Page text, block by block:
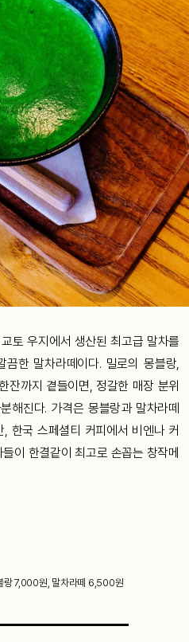
토 우지에서 생산된 최고급 말차를
한 말차라떼이다. 밀로의 몽블랑,
잔까지 곁들이면, 정갈한 매장 분위
해진다. 가격은 몽블랑과 말차라떼
한국 스페셜티 커피에서 비엔나 커
이 한결같이 최고로 손꼽는 창작메
랑 7,000원, 말차라떼 6,500원